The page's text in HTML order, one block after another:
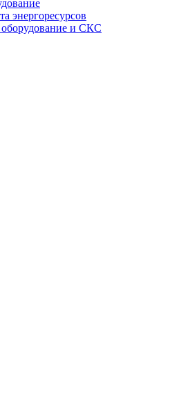
энергоресурсов
и СКС